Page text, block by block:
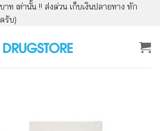
ท เท่านั้น !! ส่งด่วน เก็บเงินปลายทาง ทัก
รับ)